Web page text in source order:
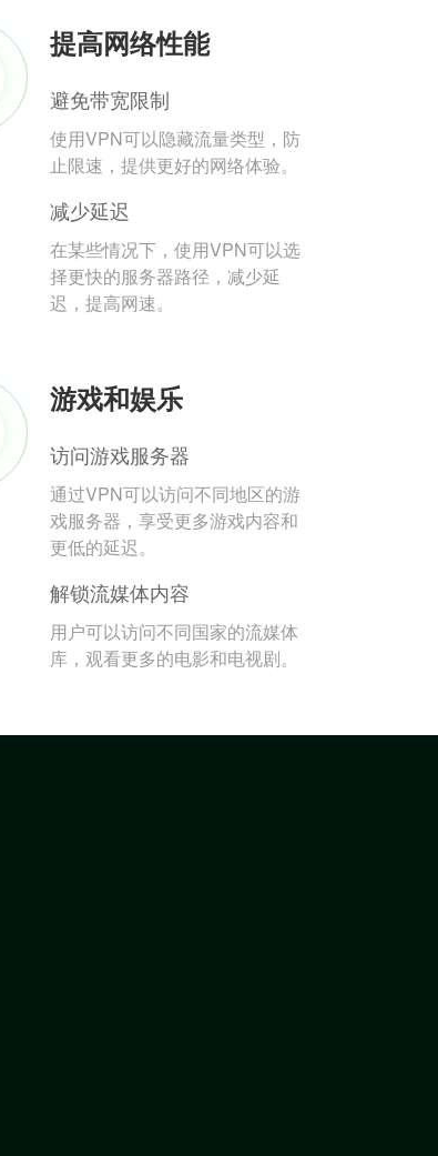
提高网络性能
避免带宽限制
使用VPN可以隐藏流量类型，防
止限速，提供更好的网络体验。
减少延迟
在某些情况下，使用VPN可以选
择更快的服务器路径，减少延
迟，提高网速。
游戏和娱乐
访问游戏服务器
通过VPN可以访问不同地区的游
戏服务器，享受更多游戏内容和
更低的延迟。
解锁流媒体内容
用户可以访问不同国家的流媒体
库，观看更多的电影和电视剧。